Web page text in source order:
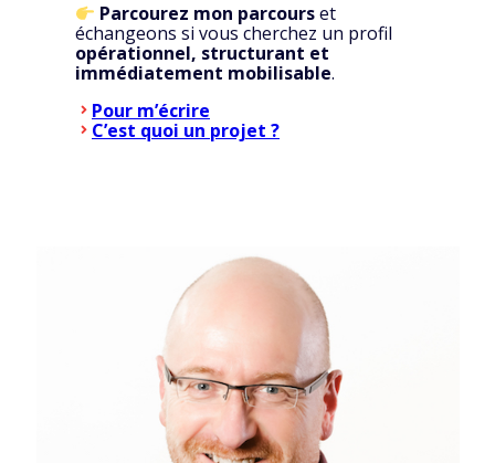
Parcourez mon parcourset
échangeons si vous cherchez un profil
opérationnel, structurant et
immédiatement mobilisable.
Pour m’écrire
C’est quoi un projet ?